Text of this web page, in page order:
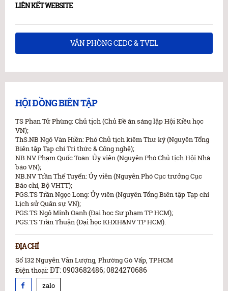
LIÊN KẾT WEBSITE
VĂN PHÒNG CEDC & TVEL
HỘI ĐỒNG BIÊN TẬP
TS Phan Tử Phùng: Chủ tịch (Chủ Đề án sáng lập Hội Kiều học
VN);
ThS.NB Ngô Văn Hiền: Phó Chủ tịch kiêm Thư ký (Nguyên Tổng
Biên tập Tạp chí Tri thức & Công nghệ);
NB.NV Phạm Quốc Toàn: Ủy viên (Nguyên Phó Chủ tịch Hội Nhà
báo VN);
NB.NV Trần Thế Tuyển: Ủy viên (Nguyên Phó Cục trưởng Cục
Báo chí, Bộ VHTT);
PGS.TS Trần Ngọc Long: Ủy viên (Nguyên Tổng Biên tập Tạp chí
Lịch sử Quân sự VN);
PGS.TS Ngô Minh Oanh (Đại học Sư phạm TP HCM);
PGS.TS Trần Thuận (Đại học KHXH&NV TP HCM).
ĐỊA CHỈ
Số 132 Nguyễn Văn Lượng, Phường Gò Vấp, TP.HCM
Điện thoại:ĐT: 0903682486; 0824270686
zalo